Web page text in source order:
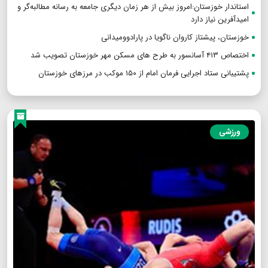
استاندار خوزستان:امروز بیش از هر زمان دیگری جامعه به رسانه مطالبه‌گر و
امیدآفرین نیاز دارد
خوزستان، پیشتاز کاروان ناگویا در پارادوومیدانی
اختصاص ۴۱۳ آسانسور به طرح های مسکن مهر خوزستان تصویب شد
پشتیبانی ستاد اجرایی فرمان امام از ۱۵۰ موکب در مرزهای خوزستان
ورزشی